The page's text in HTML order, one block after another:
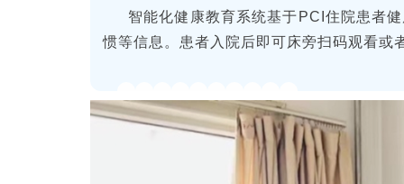
智能化健康教育系统基于PCI住院患者
惯等信息。患者入院后即可床旁扫码观看或